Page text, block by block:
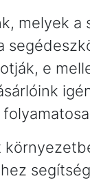
melyek
e